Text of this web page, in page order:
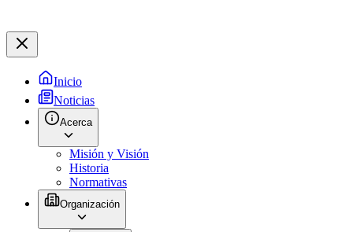
Inicio
Noticias
Acerca
Misión y Visión
Historia
Normativas
Organización